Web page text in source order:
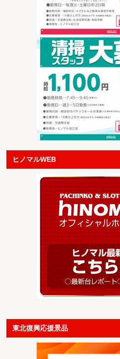
ヒノマルWEB
東北復興応援景品